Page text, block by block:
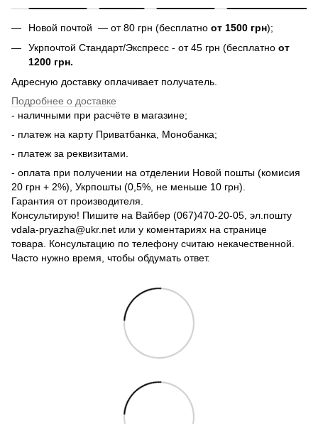
Новой почтой — от 80 грн (бесплатно от 1500 грн);
Укрпочтой Стандарт/Экспресс - от 45 грн (бесплатно от
1200 грн.
Адресную доставку оплачивает получатель.
Подробнее о доставке
- наличными при расчёте в магазине;
- платеж на карту Приватбанка, Монобанка;
- платеж за реквизитами.
- оплата при получении на отделении Новой пошты (комисия
20 грн + 2%), Укрпошты (0,5%, не меньше 10 грн).
Гарантия от производителя.
Консультирую! Пишите на Вайбер (067)470-20-05, эл.пошту
vdala-pryazha@ukr.net или у коментариях на странице
товара. Консультацию по телефону считаю некачественной.
Часто нужно время, чтобы обдумать ответ.